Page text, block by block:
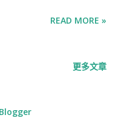
接開到白米甕燈塔的停車
｜基隆私密故事A
，因成岩作用時膠結良好
能看見攀岩愛好者挑戰的
READ MORE »
更多文章